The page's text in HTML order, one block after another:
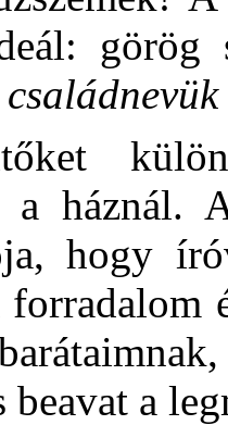
görög
a háznál.
hogy
forradalom
beavat a